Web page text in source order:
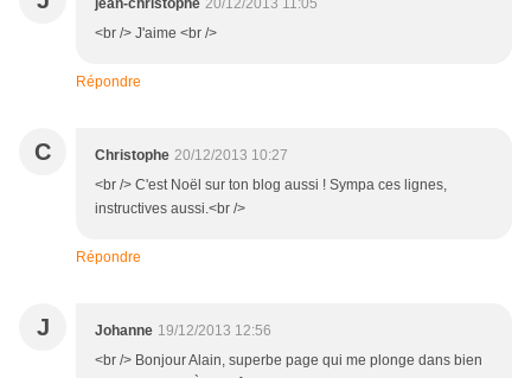
<br /> J'aime <br />
Répondre
C Christophe 20/12/2013 10:27
<br /> C'est Noël sur ton blog aussi ! Sympa ces lignes,
instructives aussi.<br />
Répondre
J Johanne 19/12/2013 12:56
<br /> Bonjour Alain, superbe page qui me plonge dans bien